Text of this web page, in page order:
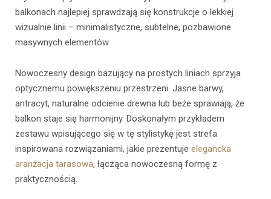
balkonach najlepiej sprawdzają się konstrukcje o lekkiej
wizualnie linii – minimalistyczne, subtelne, pozbawione
masywnych elementów.
Nowoczesny design bazujący na prostych liniach sprzyja
optycznemu powiększeniu przestrzeni. Jasne barwy,
antracyt, naturalne odcienie drewna lub beże sprawiają, że
balkon staje się harmonijny. Doskonałym przykładem
zestawu wpisującego się w tę stylistykę jest strefa
inspirowana rozwiązaniami, jakie prezentuje elegancka
aranżacja tarasowa, łącząca nowoczesną formę z
praktycznością.